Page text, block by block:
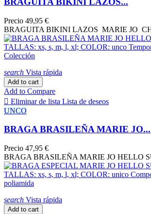
Precio 49,95 €
BRAGUITA BIKINI LAZOS MARIE JO
search Vista rápida
Add to cart
Add to Compare
 Eliminar de lista Lista de deseos
UNCO
BRAGA BRASILEÑA MARIE JO...
Precio 47,95 €
BRAGA BRASILEÑA MARIE JO HELLO
search Vista rápida
Add to cart